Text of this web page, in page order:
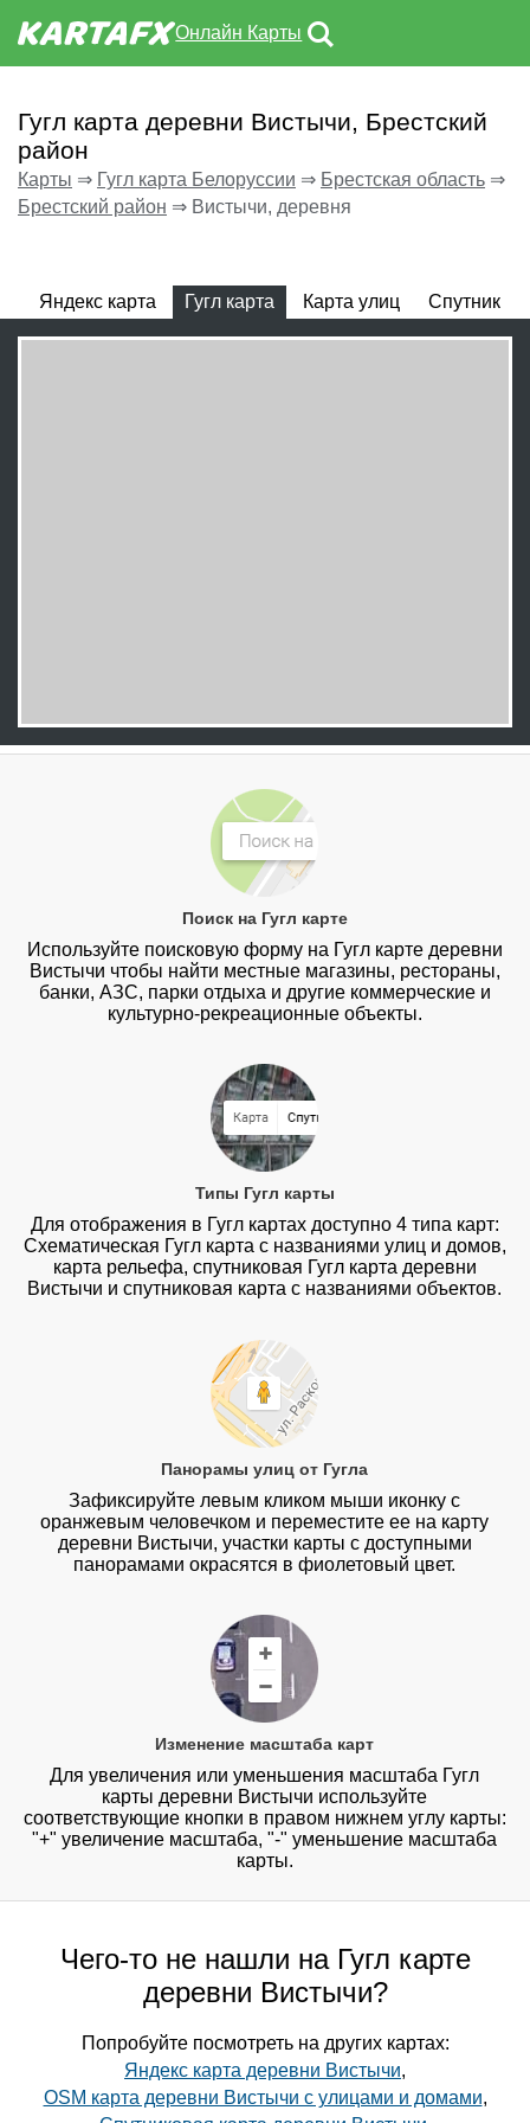
Онлайн Карты
Гугл карта деревни Вистычи, Брестский
район
Карты ⇒ Гугл карта Белоруссии ⇒ Брестская область ⇒
Брестский район ⇒ Вистычи, деревня
Яндекс карта Гугл карта Карта улиц Спутник
Поиск на Гугл карте
Используйте поисковую форму на Гугл карте деревни
Вистычи чтобы найти местные магазины, рестораны,
банки, АЗС, парки отдыха и другие коммерческие и
культурно-рекреационные объекты.
Типы Гугл карты
Для отображения в Гугл картах доступно 4 типа карт:
Схематическая Гугл карта с названиями улиц и домов,
карта рельефа, спутниковая Гугл карта деревни
Вистычи и спутниковая карта с названиями объектов.
Панорамы улиц от Гугла
Зафиксируйте левым кликом мыши иконку с
оранжевым человечком и переместите ее на карту
деревни Вистычи, участки карты с доступными
панорамами окрасятся в фиолетовый цвет.
Изменение масштаба карт
Для увеличения или уменьшения масштаба Гугл
карты деревни Вистычи используйте
соответствующие кнопки в правом нижнем углу карты:
"+" увеличение масштаба, "-" уменьшение масштаба
карты.
Чего-то не нашли на Гугл карте
деревни Вистычи?
Попробуйте посмотреть на других картах:
Яндекс карта деревни Вистычи,
OSM карта деревни Вистычи с улицами и домами,